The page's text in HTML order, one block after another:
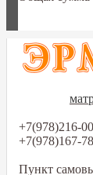
+7(978)216-
+7(978)167-
Пункт